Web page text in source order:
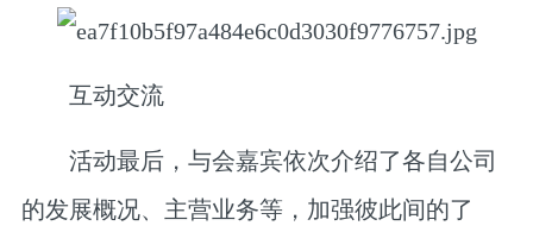
互动交流
活动最后，与会嘉宾依次介绍了各自公司
的发展概况、主营业务等，加强彼此间的了